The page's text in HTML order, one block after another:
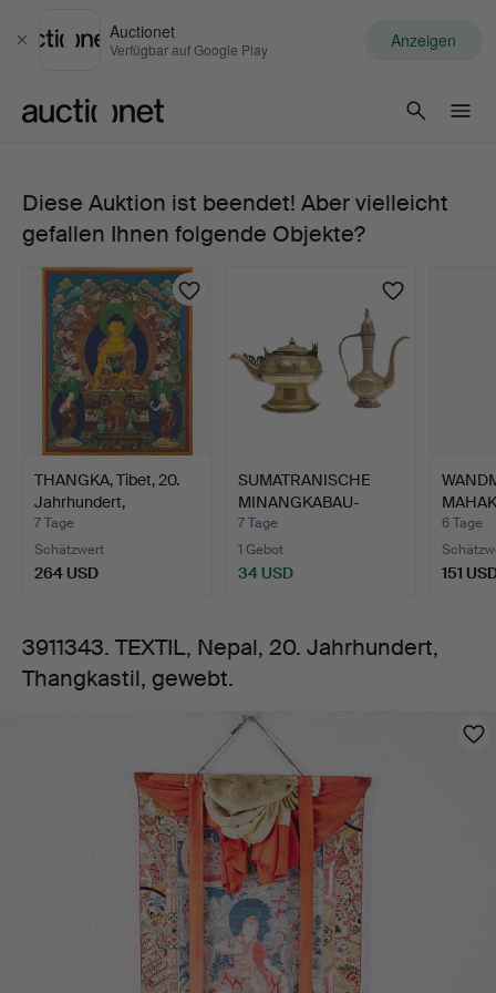
Schließen
Auctionet
Verfügbar auf Google Play Anzeigen
TEXTIL,
Nepal,
Jahrhundert,
Thangkastil,
gewebt.
Diese Auktion ist beendet! Aber vielleicht
gefallen Ihnen folgende Objekte?
THANGKA, Tibet, 20.
Jahrhundert,
Shakyamun…
7 Tage
Schätzwert
264 USD
SUMATRANISCHE
MINANGKABAU-
KENDI AUS MESSIN…
7 Tage
1 Gebot
34 USD
TIBET/
6 Tage
151
3911343. TEXTIL, Nepal, 20. Jahrhundert,
Thangkastil, gewebt.